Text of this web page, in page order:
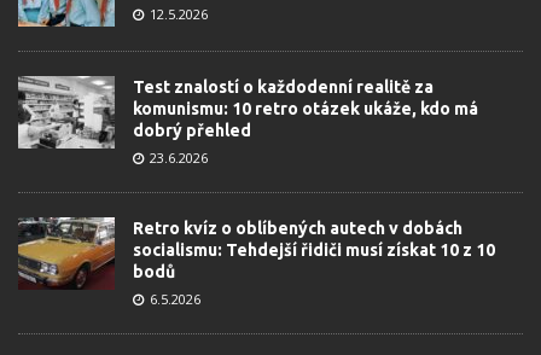
12.5.2026
Test znalostí o každodenní realitě za
komunismu: 10 retro otázek ukáže, kdo má
dobrý přehled
23.6.2026
Retro kvíz o oblíbených autech v dobách
socialismu: Tehdejší řidiči musí získat 10 z 10
bodů
6.5.2026